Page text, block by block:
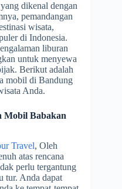
dikenal dengan
pemandangan
wisata,
di Indonesia.
liburan
untuk menyewa
Berikut adalah
mobil di Bandung
Anda.
Mobil Babakan
Travel, Oleh
atas rencana
perlu tergantung
tur. Anda dapat